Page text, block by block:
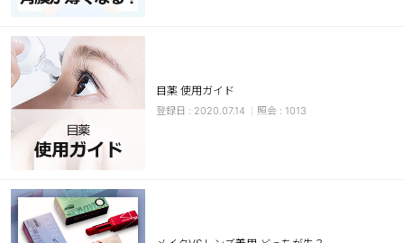
カスタマーサービス
ショッピングガイド
アプリダウンロード
INSTAGRAM TWITTER
目薬 使用ガイド
2020.07.14 1013